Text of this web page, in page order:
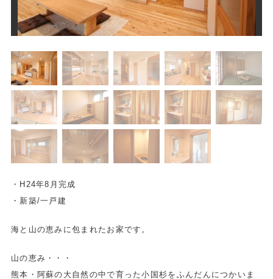
・H24年8月完成
・新築/一戸建
海と山の恵みに包まれたお家です。
山の恵み・・・
熊本・阿蘇の大自然の中で育った小国杉をふんだんにつかいま